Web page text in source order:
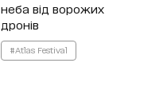
неба від ворожих
дронів
#Atlas Festival